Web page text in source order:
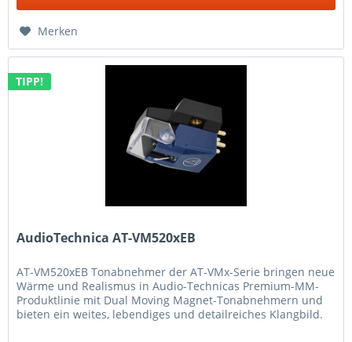
Merken
TIPP!
AudioTechnica AT-VM520xEB
AT-VM520xEB Tonabnehmer der AT-VMx-Serie bringen neue
Wärme und Realismus in Audio-Technicas Premium-MM-
Produktlinie mit Dual Moving Magnet-Tonabnehmern und
bieten ein weites, lebendiges und detailreiches Klangbild.